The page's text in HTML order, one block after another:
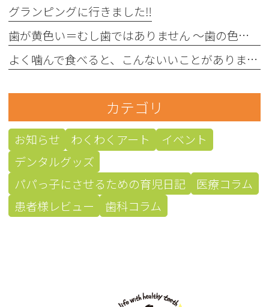
グランピングに行きました‼︎
歯が黄色い＝むし歯ではありません 〜歯の色にはさまざまな原因があります〜
よく噛んで食べると、こんないいことがあります！
カテゴリ
お知らせ わくわくアート
イベント
デンタルグッズ
パパっ子にさせるための育児日記
医療コラム
患者様レビュー
歯科コラム